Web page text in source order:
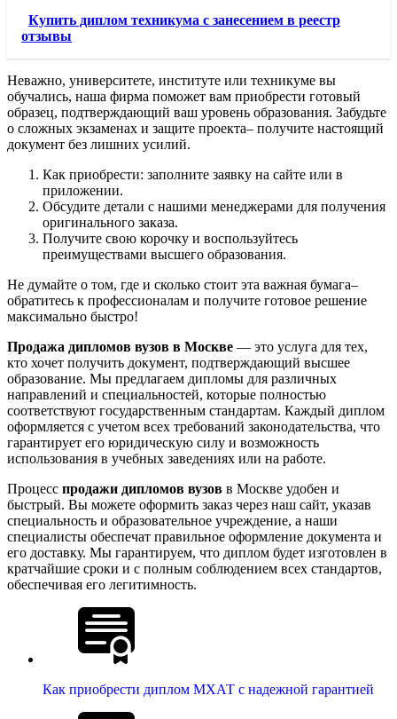
Купить диплом техникума с занесением в реестр
отзывы
Неважно, университете, институте или техникуме вы
обучались, наша фирма поможет вам приобрести готовый
образец, подтверждающий ваш уровень образования. Забудьте
о сложных экзаменах и защите проекта– получите настоящий
документ без лишних усилий.
Как приобрести: заполните заявку на сайте или в
приложении.
Обсудите детали с нашими менеджерами для получения
оригинального заказа.
Получите свою корочку и воспользуйтесь
преимуществами высшего образования.
Не думайте о том, где и сколько стоит эта важная бумага–
обратитесь к профессионалам и получите готовое решение
максимально быстро!
Продажа дипломов вузов в Москве — это услуга для тех,
кто хочет получить документ, подтверждающий высшее
образование. Мы предлагаем дипломы для различных
направлений и специальностей, которые полностью
соответствуют государственным стандартам. Каждый диплом
оформляется с учетом всех требований законодательства, что
гарантирует его юридическую силу и возможность
использования в учебных заведениях или на работе.
Процесс продажи дипломов вузов в Москве удобен и
быстрый. Вы можете оформить заказ через наш сайт, указав
специальность и образовательное учреждение, а наши
специалисты обеспечат правильное оформление документа и
его доставку. Мы гарантируем, что диплом будет изготовлен в
кратчайшие сроки и с полным соблюдением всех стандартов,
обеспечивая его легитимность.
Как приобрести диплом МХАТ с надежной гарантией